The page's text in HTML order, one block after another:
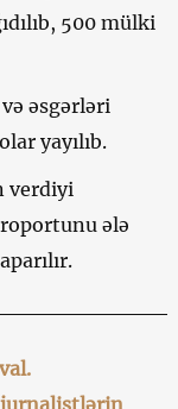
500 mülki
əsgərləri
yayılıb.
verdiyi
ələ
jurnalistlərin